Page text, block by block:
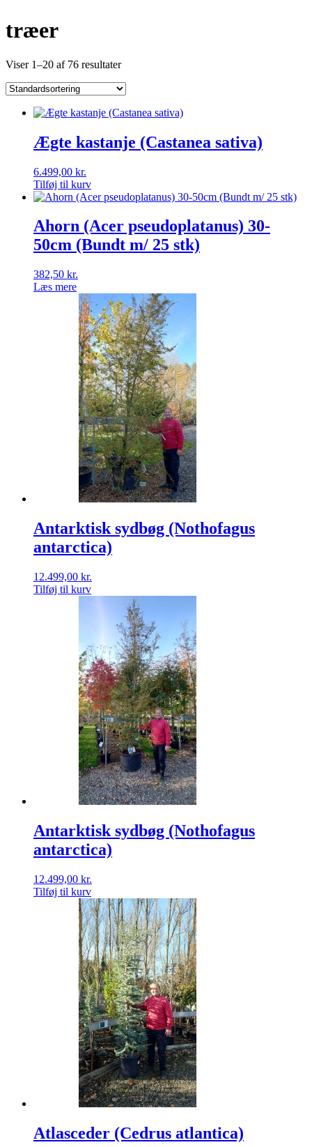
træer
Viser 1–20 af 76 resultater
Ægte kastanje (Castanea sativa)
6.499,00 kr.
Tilføj til kurv
Ahorn (Acer pseudoplatanus) 30-
50cm (Bundt m/ 25 stk)
382,50 kr.
Læs mere
Antarktisk sydbøg (Nothofagus
antarctica)
12.499,00 kr.
Tilføj til kurv
Antarktisk sydbøg (Nothofagus
antarctica)
12.499,00 kr.
Tilføj til kurv
Atlasceder (Cedrus atlantica)